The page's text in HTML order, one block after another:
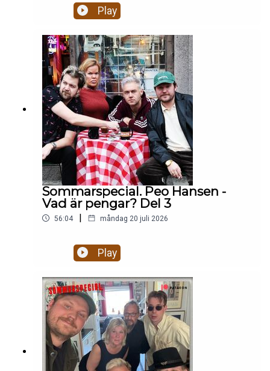
Play
Sommarspecial. Peo Hansen -
Vad är pengar? Del 3
56:04 | måndag 20 juli 2026
Play